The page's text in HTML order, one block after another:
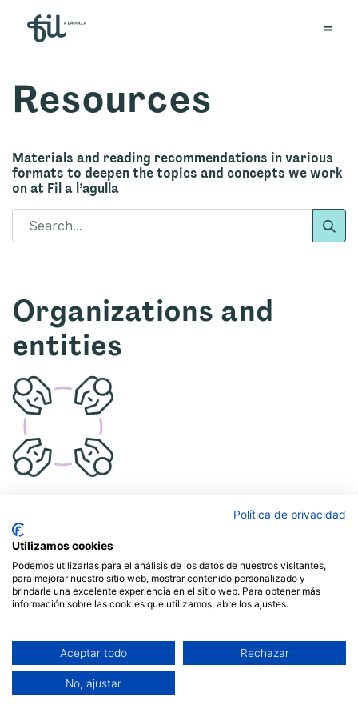
Resources
Materials and reading recommendations in various
formats to deepen the topics and concepts we work
on at Fil a l’agulla
Organizations and
entities
Conflict management
Aggression management
Leadership
Feminisms
Facilitation
Política de privacidad
Utilizamos cookies
Podemos utilizarlas para el análisis de los datos de nuestros visitantes,
para mejorar nuestro sitio web, mostrar contenido personalizado y
brindarle una excelente experiencia en el sitio web. Para obtener más
información sobre las cookies que utilizamos, abre los ajustes.
Aceptar todo Rechazar
No, ajustar